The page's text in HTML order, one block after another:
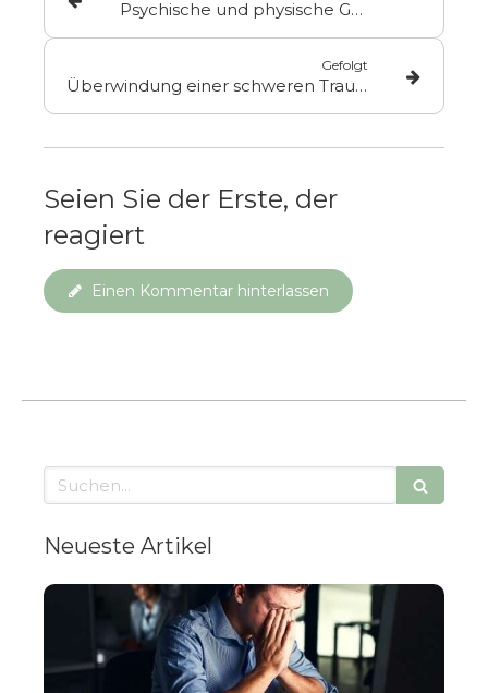
Psychische und physische Gewalt: Tagebuch eines EMDR-PEPS-Therapeuten per Videokonferenz
Gefolgt
Überwindung einer schweren Trauer dank EMDR per Videokonferenz
Seien Sie der Erste, der
reagiert
Einen Kommentar hinterlassen
Suchen
Neueste Artikel